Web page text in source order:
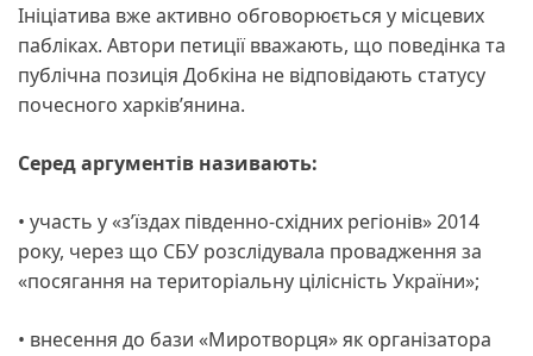
Ініціатива вже активно обговорюється у місцевих
пабліках. Автори петиції вважають, що поведінка та
публічна позиція Добкіна не відповідають статусу
почесного харків’янина.
Серед аргументів називають:
• участь у «з’їздах південно-східних регіонів» 2014
року, через що СБУ розслідувала провадження за
«посягання на територіальну цілісність України»;
• внесення до бази «Миротворця» як організатора